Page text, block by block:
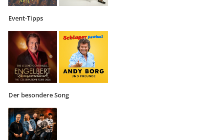
Event-Tipps
Der besondere Song